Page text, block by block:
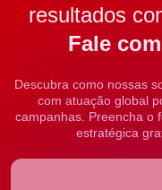
resultados
Fale
Descubra como nossas
com atuação global
campanhas. Preencha o
estratégica